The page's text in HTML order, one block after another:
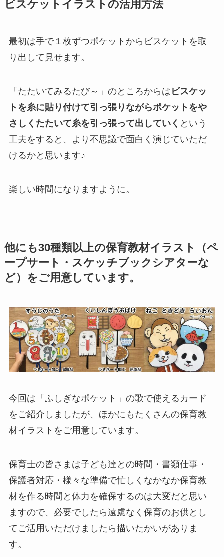
ビスケットイラストの活用方法
最初は手で１枚ずつポケットからビスケットを取
り出して見せます。
「たたいてみるたび～」のところからは ビスケッ
トを糸に貼り付けて引っ張りながらポケットをや
さしくたたいて糸を引っ張って出していく という
工夫をすると、より不思議で面白く演じていただ
けるかと思います♪
楽しい時間になりますように。
他にも30種類以上の保育教材イラスト（ペ
ープサート・スケッチブックシアターな
ど）をご用意しています。
今回は「ふしぎなポケット」の歌で使えるカード
をご紹介しましたが、ほかにもたくさんの保育教
材イラストをご用意しています。
保育士の皆さまは子ども達との時間・書類仕事・
保護者対応・様々な準備で忙しくなかなか保育教
材を作る時間と体力を確保するのは大変だと思い
ますので、必要でしたら遠慮なく保育のお供とし
てご活用いただけましたら描いたかいがありま
す。